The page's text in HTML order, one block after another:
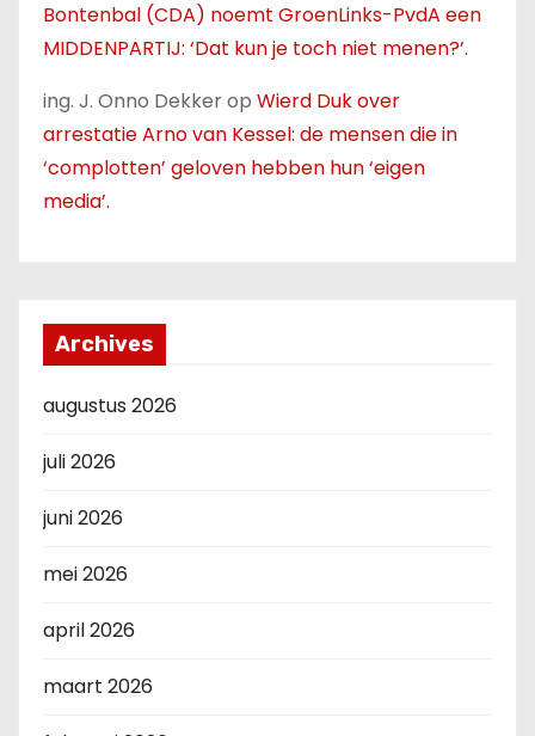
Bontenbal (CDA) noemt GroenLinks-PvdA een
MIDDENPARTIJ: ‘Dat kun je toch niet menen?’.
ing. J. Onno Dekkerop Wierd Duk over
arrestatie Arno van Kessel: de mensen die in
‘complotten’ geloven hebben hun ‘eigen
media’.
Archives
augustus 2026
juli 2026
juni 2026
mei 2026
april 2026
maart 2026